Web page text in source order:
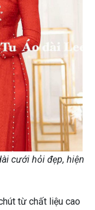
cưới hỏi đẹp, hiện
từ chất liệu cao